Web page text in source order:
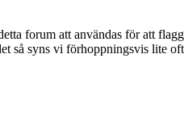
forum att användas för att
så syns vi förhoppningsvis lite